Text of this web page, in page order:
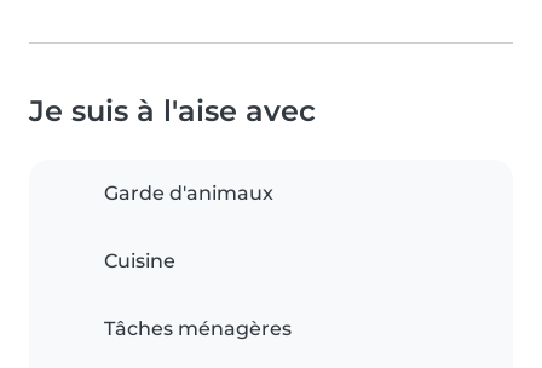
Je suis à l'aise avec
Garde d'animaux
Cuisine
Tâches ménagères